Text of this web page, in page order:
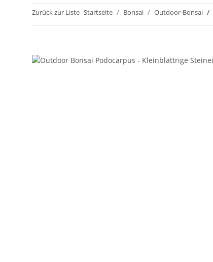
Zurück zur Liste Startseite Bonsai Outdoor-Bonsai